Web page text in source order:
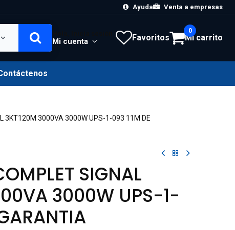
Ayuda Venta a empresas
Mi cuenta Favoritos Mi carrito
0
3KT120M 3000VA 3000W UPS-1-093 11M DE
SIGNAL
3000W UPS-1-